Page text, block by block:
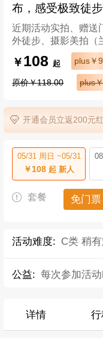
布，感受极致徒
近期活动实拍、赠送
外徒步、摄影美拍（
￥108起 plus￥
原价￥118.00 plus
开通会员立返200元
05/31 周日 ~05/31
￥108起 新人
套餐 免门票
活动难度: C类 稍
公益: 每次参加活
详情 行